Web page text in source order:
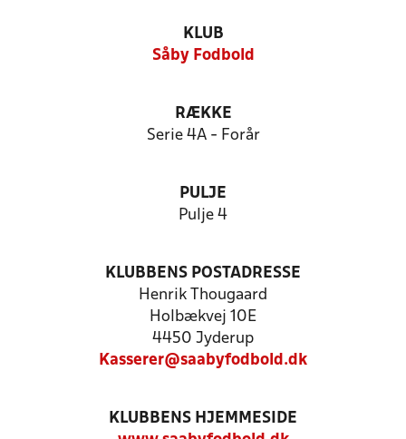
KLUB
Såby Fodbold
RÆKKE
Serie 4A - Forår
PULJE
Pulje 4
KLUBBENS POSTADRESSE
Henrik Thougaard
Holbækvej 10E
4450 Jyderup
Kasserer@saabyfodbold.dk
KLUBBENS HJEMMESIDE